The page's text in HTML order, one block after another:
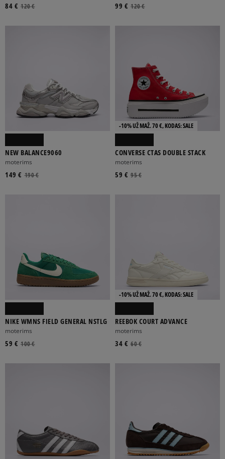
120 €
84 €
120 €
99 €
NEW BALANCE9060
moterims
190 €
149 €
-10% UŽ MAŽ. 70 €, KODAS: SALE
CONVERSE CTAS DOUBLE STACK
moterims
95 €
59 €
NIKE WMNS FIELD GENERAL NSTLG
moterims
100 €
59 €
-10% UŽ MAŽ. 70 €, KODAS: SALE
REEBOK COURT ADVANCE
moterims
60 €
34 €